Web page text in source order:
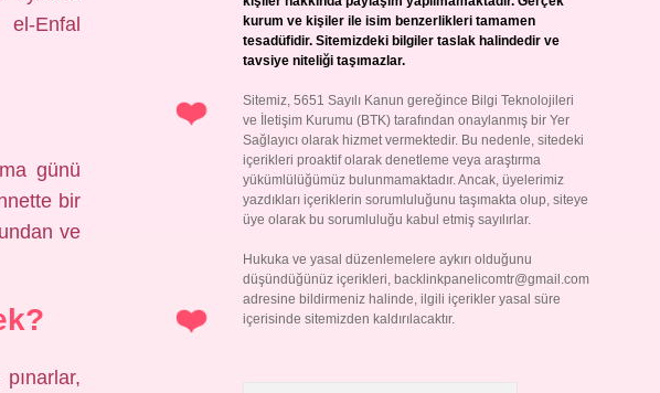
Enfal
günü
bir
ve
kurum ve kişiler ile isim benzerlikleri tamamen
tesadüfidir. Sitemizdeki bilgiler taslak halindedir ve
tavsiye niteliği taşımazlar.
Sitemiz, 5651 Sayılı Kanun gereğince Bilgi Teknolojileri
ve İletişim Kurumu (BTK) tarafından onaylanmış bir Yer
Sağlayıcı olarak hizmet vermektedir. Bu nedenle, sitedeki
içerikleri proaktif olarak denetleme veya araştırma
yükümlülüğümüz bulunmamaktadır. Ancak, üyelerimiz
yazdıkları içeriklerin sorumluluğunu taşımakta olup, siteye
üye olarak bu sorumluluğu kabul etmiş sayılırlar.
Hukuka ve yasal düzenlemelere aykırı olduğunu
düşündüğünüz içerikleri, backlinkpanelicomtr@gmail.com
adresine bildirmeniz halinde, ilgili içerikler yasal süre
içerisinde sitemizden kaldırılacaktır.